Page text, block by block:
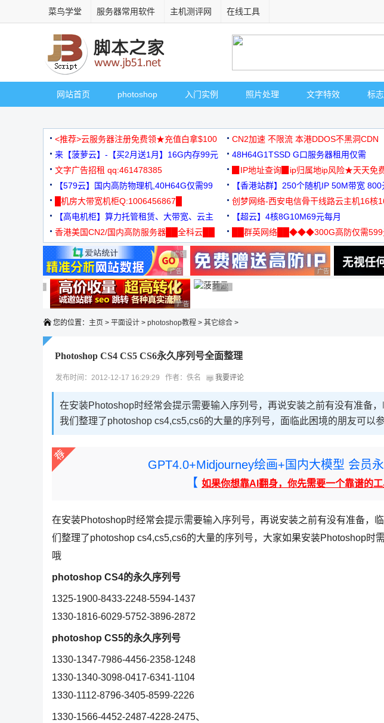
菜鸟学堂 服务器常用软件 主机测评网 在线工具
网站首页 photoshop 入门实例 照片处理 文字特效 标
<推荐>云服务器注册免费领★充值白拿$100 CN2加速 不限流 本港DDOS不黑洞CDN
来【菠萝云】-【买2月送1月】16G内存99元
48H64G1TSSD G口服务器租用仅需
3000+可免费测试
文字广告招租 qq:461478385
▉IP地址查询▉ip归属地ip风险★天天免
【579云】国内高防物理机,40H64G仅需99
元
【香港站群】250个随机IP 50M带宽 800
█机房大带宽机柜Q:1006456867█
创梦网络-西安电信骨干线路云主机16核
88元/月
【高电机柜】算力托管租赁、大带宽、云主
机
【超云】4核8G10M69元每月
香港美国CN2/国内高防服务器██全科云██
██群英网络██◆◆◆300G高防仅需599
◆◆◆
广告 商业广告，理性选择
广告 商业广告，理性选择
广告 商业广告，理性选
广告 商业广告，理性选择
广告 商业广告，理性选择
广告 商业广告，理性选择
广告 商业广告，理性选择
广告 商业广告，理性选择
您的位置： 主页 > 平面设计 > photoshop教程 > 其它综合 >
Photoshop CS4 CS5 CS6永久序列号全面整理
发布时间：2012-12-17 16:29:29 作者：佚名 我要评论
在安装Photoshop时经常会提示需要输入序列号，再说安装之前有没有准备
我们整理了photoshop cs4,cs5,cs6的大量的序列号，面临此困境的朋友可以
GPT4.0+Midjourney绘画+国内大模型 会员永
【 如果你想靠AI翻身，你先需要一个靠谱的工
在安装Photoshop时经常会提示需要输入序列号，再说安装之前有没有准备，
们整理了photoshop cs4,cs5,cs6的大量的序列号，大家如果安装Photoshop时
哦
photoshop CS4的永久序列号
1325-1900-8433-2248-5594-1437
1330-1816-6029-5752-3896-2872
photoshop CS5的永久序列号
1330-1347-7986-4456-2358-1248
1330-1340-3098-0417-6341-1104
1330-1112-8796-3405-8599-2226
1330-1566-4452-2487-4228-2475、